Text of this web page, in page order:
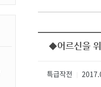
◆어르신을
특급작전